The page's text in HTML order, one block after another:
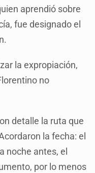
aprendió sobre
fue designado el
la expropiación,
no
detalle la ruta que
la fecha: el
noche antes, el
por lo menos